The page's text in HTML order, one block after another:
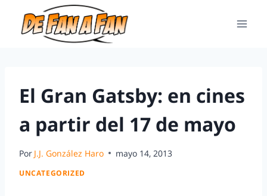
El Gran Gatsby: en cines
a partir del 17 de mayo
Por J.J. González Haro mayo 14, 2013
UNCATEGORIZED